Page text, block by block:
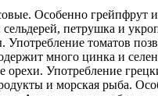
Особенно грейпфрут и
сельдерей, петрушка и
Употребление томатов
много цинка и
орехи. Употребление
и морская рыба.